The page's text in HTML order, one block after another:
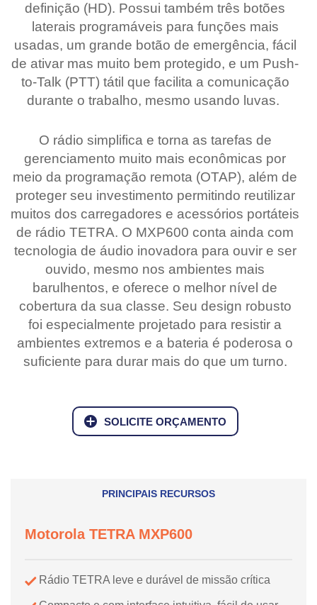
definição (HD). Possui também três botões
laterais programáveis para funções mais
usadas, um grande botão de emergência, fácil
de ativar mas muito bem protegido, e um Push-
to-Talk (PTT) tátil que facilita a comunicação
durante o trabalho, mesmo usando luvas.
O rádio simplifica e torna as tarefas de
gerenciamento muito mais econômicas por
meio da programação remota (OTAP), além de
proteger seu investimento permitindo reutilizar
muitos dos carregadores e acessórios portáteis
de rádio TETRA. O MXP600 conta ainda com
tecnologia de áudio inovadora para ouvir e ser
ouvido, mesmo nos ambientes mais
barulhentos, e oferece o melhor nível de
cobertura da sua classe. Seu design robusto
foi especialmente projetado para resistir a
ambientes extremos e a bateria é poderosa o
suficiente para durar mais do que um turno.
SOLICITE ORÇAMENTO
PRINCIPAIS RECURSOS
Motorola TETRA MXP600
Rádio TETRA leve e durável de missão crítica